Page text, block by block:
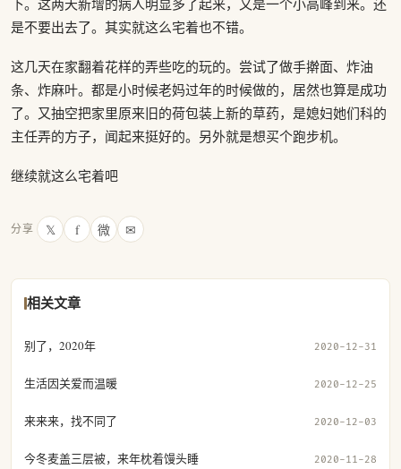
下。这两天新增的病人明显多了起来，又是一个小高峰到来。还
是不要出去了。其实就这么宅着也不错。
这几天在家翻着花样的弄些吃的玩的。尝试了做手擀面、炸油
条、炸麻叶。都是小时候老妈过年的时候做的，居然也算是成功
了。又抽空把家里原来旧的荷包装上新的草药，是媳妇她们科的
主任弄的方子，闻起来挺好的。另外就是想买个跑步机。
继续就这么宅着吧
分享 𝕏 f 微 ✉
相关文章
别了，2020年 2020-12-31
生活因关爱而温暖 2020-12-25
来来来，找不同了 2020-12-03
今冬麦盖三层被，来年枕着馒头睡 2020-11-28